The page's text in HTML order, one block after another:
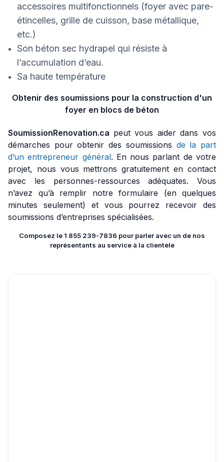
accessoires multifonctionnels (foyer avec pare-
étincelles, grille de cuisson, base métallique,
etc.)
Son béton sec hydrapel qui résiste à
l’accumulation d’eau.
Sa haute température
Obtenir des soumissions pour la construction d'un
foyer en blocs de béton
SoumissionRenovation.ca peut vous aider dans vos
démarches pour obtenir des soumissions de la part
d’un entrepreneur général. En nous parlant de votre
projet, nous vous mettrons gratuitement en contact
avec les personnes-ressources adéquates. Vous
n’avez qu’à remplir notre formulaire (en quelques
minutes seulement) et vous pourrez recevoir des
soumissions d’entreprises spécialisées.
Composez le 1 855 239-7836 pour parler avec un de nos
représentants au service à la clientèle